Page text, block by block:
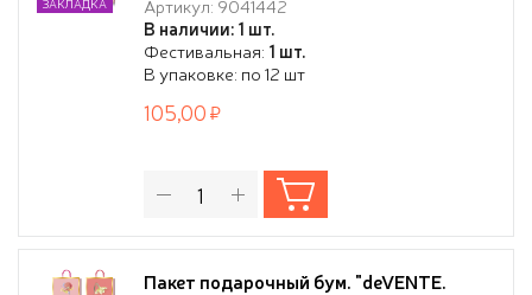
бумага 210 г/м², ассорти 4 дизайна
Артикул: 9041442
В наличии: 1 шт.
Фестивальная: 1 шт.
В упаковке: по 12 шт
105,00
Пакет подарочный бум. "deVENTE.